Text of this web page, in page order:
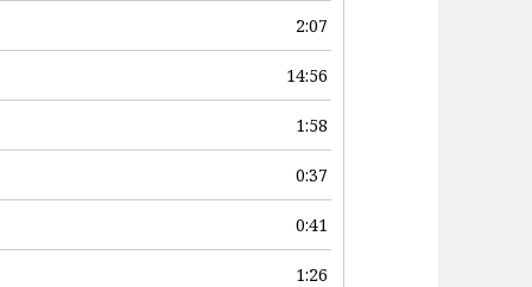
2:07
14:56
1:58
0:37
0:41
1:26